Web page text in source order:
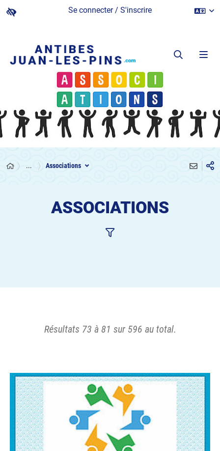
Se connecter / S'inscrire
... Associations
ASSOCIATIONS
Résultats 73 à81 sur596 au total.